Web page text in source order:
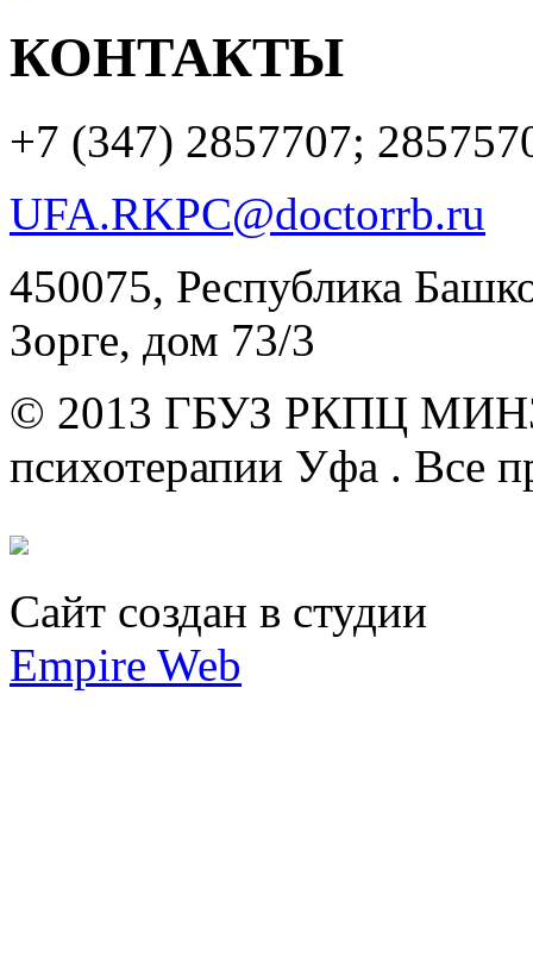
КОНТАКТЫ
+7 (347) 2857707;
UFA.RKPC@doctorrb.ru
450075, Республика
Зорге, дом 73/3
© 2013 ГБУЗ РКПЦ
психотерапии Уфа . Все
Сайт создан в студии
Empire Web